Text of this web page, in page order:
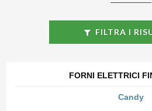
FILTRA I
FORNI ELETTRICI
Candy